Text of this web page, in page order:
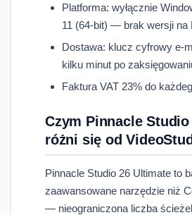
Platforma: wyłącznie
11 (64-bit) — brak wersji na
Dostawa: klucz cyfrowy e-
kilku minut po
Faktura VAT 23% do
Czym Pinnacle
różni się od
Pinnacle Studio 26 Ultimate to
zaawansowane narzędzie niż
— nieograniczona liczba